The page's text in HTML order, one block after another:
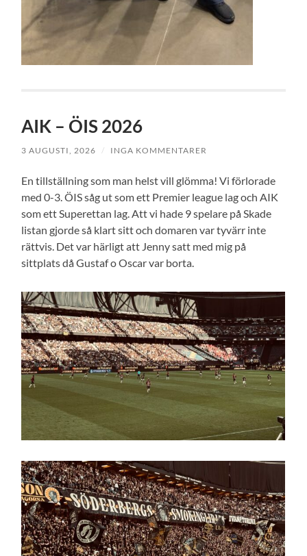
AIK – ÖIS 2026
3 AUGUSTI, 2026 / INGA KOMMENTARER
En tillställning som man helst vill glömma! Vi förlorade
med 0-3. ÖIS såg ut som ett Premier league lag och AIK
som ett Superettan lag. Att vi hade 9 spelare på Skade
listan gjorde så klart sitt och domaren var tyvärr inte
rättvis. Det var härligt att Jenny satt med mig på
sittplats då Gustaf o Oscar var borta.